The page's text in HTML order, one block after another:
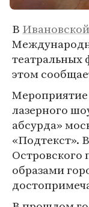
В
театральных
этом
Мероприятие
лазерного
абсурда»
«Подтекст».
Островского
образами